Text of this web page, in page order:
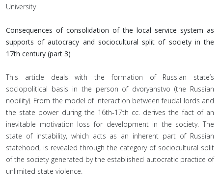
University
Consequences of consolidation of the local service system as
supports of autocracy and sociocultural split of society in the
17th century (part 3)
This article deals with the formation of Russian state’s
sociopolitical basis in the person of dvoryanstvo (the Russian
nobility). From the model of interaction between feudal lords and
the state power during the 16th-17th cc. derives the fact of an
inevitable motivation loss for development in the society. The
state of instability, which acts as an inherent part of Russian
statehood, is revealed through the category of sociocultural split
of the society generated by the established autocratic practice of
unlimited state violence.